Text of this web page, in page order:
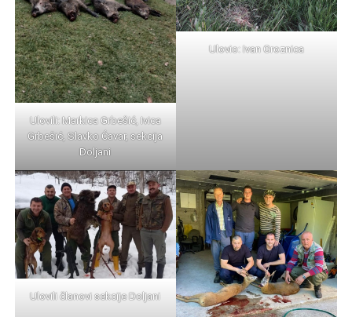
Ulovili: Markica Grbešić, Ivica
Grbešić, Slavko Ćavar, sekcija
Doljani
Ulovio: Ivan Groznica
Ulovili članovi sekcije Doljani